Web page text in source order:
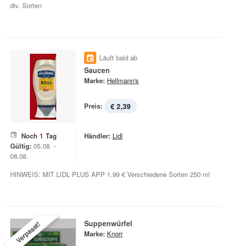
div. Sorten
Läuft bald ab
Saucen
Marke: Hellmann's
Preis: € 2,39
Noch 1 Tag
Gültig: 05.08. -
08.08.
Händler: Lidl
HINWEIS: MIT LIDL PLUS APP 1.99 € Verschiedene Sorten 250 ml
Verpasst! Suppenwürfel
Marke: Knorr